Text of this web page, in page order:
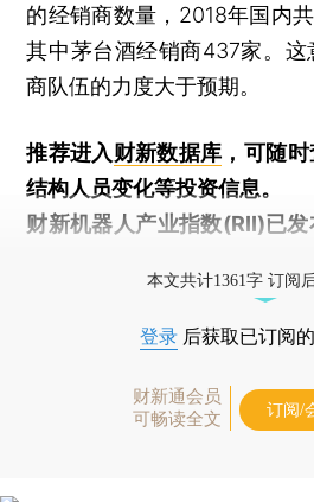
的经销商数量，2018年国内
其中茅台酒经销商437家。
商队伍的力度大于预期。
推荐进入财新数据库 ，可随
结构人员变化等投资信息。
财新机器人产业指数(RII)已发
本文共计1361字 订阅
登录 后获取已订阅
财新通会员
可畅读全文
订阅/